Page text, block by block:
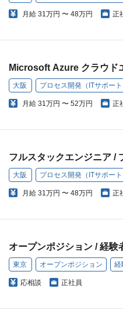
月給 31万円 〜 48万円 正
Microsoft Azure クラウド
大阪 プロセス開発（ITサポート
月給 31万円 〜 52万円 正
フルスタックエンジニア /
大阪 プロセス開発（ITサポート
月給 31万円 〜 48万円 正
オープンポジション / 経験
東京 オープンポジション 経
応相談 正社員